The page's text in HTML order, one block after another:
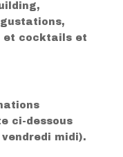
et cocktails et
ci-dessous
midi).